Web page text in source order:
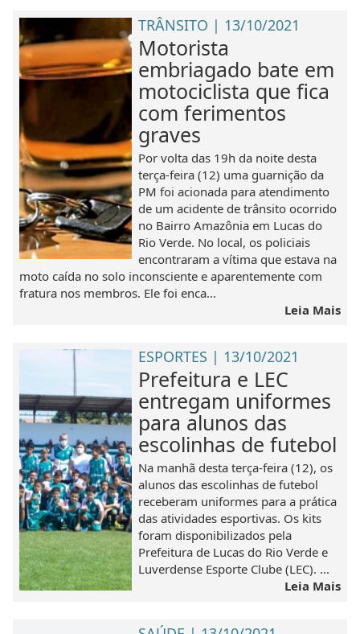
TRÂNSITO | 13/10/2021
Motorista
embriagado bate em
motociclista que fica
com ferimentos
graves
Por volta das 19h da noite desta
terça-feira (12) uma guarnição da
PM foi acionada para atendimento
de um acidente de trânsito ocorrido
no Bairro Amazônia em Lucas do
Rio Verde. No local, os policiais
encontraram a vítima que estava na
moto caída no solo inconsciente e aparentemente com
fratura nos membros. Ele foi enca...
Leia Mais
ESPORTES | 13/10/2021
Prefeitura e LEC
entregam uniformes
para alunos das
escolinhas de futebol
Na manhã desta terça-feira (12), os
alunos das escolinhas de futebol
receberam uniformes para a prática
das atividades esportivas. Os kits
foram disponibilizados pela
Prefeitura de Lucas do Rio Verde e
Luverdense Esporte Clube (LEC). ...
Leia Mais